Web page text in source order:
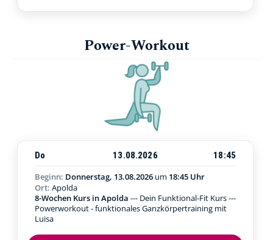
Power-Workout
Do 13.08.2026
18:45
Beginn: Donnerstag, 13.08.2026 um 18:45 Uhr
Ort: Apolda
8-Wochen Kurs in Apolda --- Dein Funktional-Fit Kurs ---
Powerworkout - funktionales Ganzkörpertraining mit
Luisa